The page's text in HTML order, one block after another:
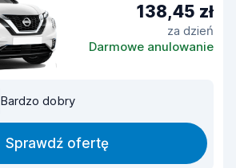
138,45 zł
za dzień
Darmowe anulowanie
Bardzo dobry
Sprawdź ofertę